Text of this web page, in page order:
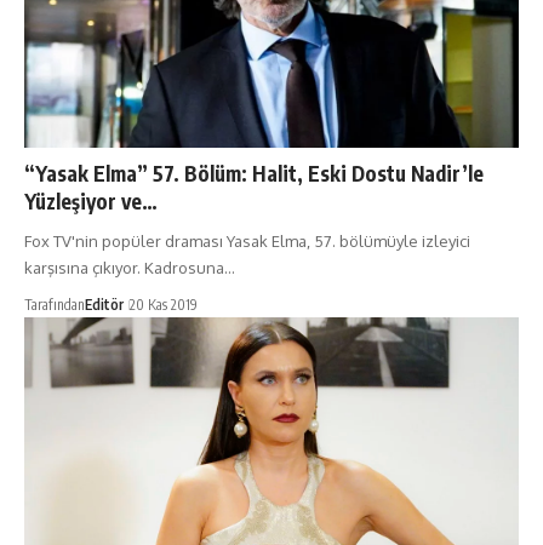
“Yasak Elma” 57. Bölüm: Halit, Eski Dostu Nadir’le
Yüzleşiyor ve…
Fox TV'nin popüler draması Yasak Elma, 57. bölümüyle izleyici
karşısına çıkıyor. Kadrosuna…
TarafındanEditör 20 Kas 2019